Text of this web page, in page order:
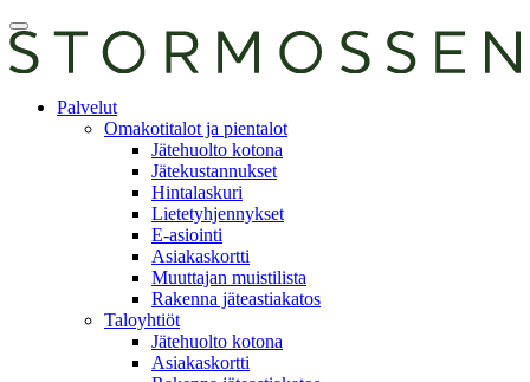
Skip
to
content
Avaa
päävalikko
asiointiPalvelut
Omakotitalot ja pientalot
Jätehuolto kotona
Jätekustannukset
Hintalaskuri
Lietetyhjennykset
E-asiointi
Asiakaskortti
Muuttajan muistilista
Rakenna jäteastiakatos
Taloyhtiöt
Jätehuolto kotona
Asiakaskortti